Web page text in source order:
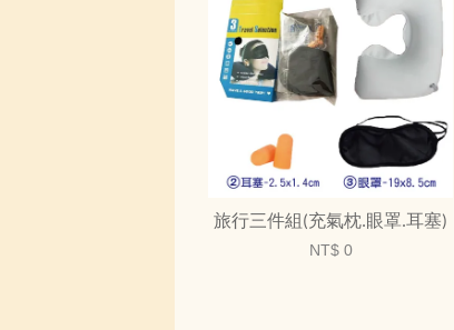
旅行三件組(充氣枕.眼罩.耳塞)
NT$ 0